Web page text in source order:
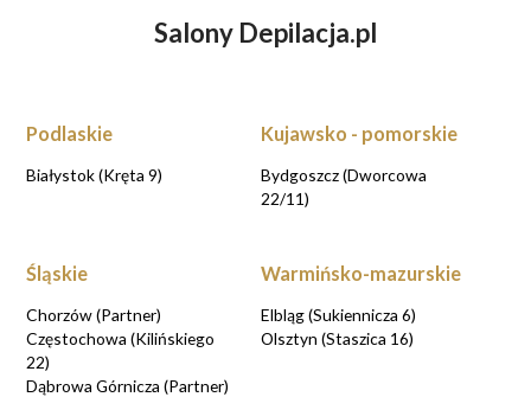
ZASTANAWIASZ SIĘ NAD DEPILACJĄ
Salony Depilacja.pl
Podlaskie
Białystok (Kręta 9)
Kujawsko - pomorskie
Bydgoszcz (Dworcowa
22/11)
Śląskie
Chorzów (Partner)
Częstochowa (Kilińskiego
22)
Dąbrowa Górnicza (Partner)
Warmińsko-mazurskie
Elbląg (Sukiennicza 6)
Olsztyn (Staszica 16)